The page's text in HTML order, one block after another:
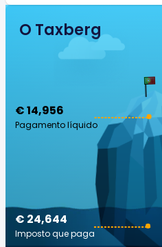
O Taxberg
€ 14,956
Pagamento líquido
€ 24,644
Imposto que paga